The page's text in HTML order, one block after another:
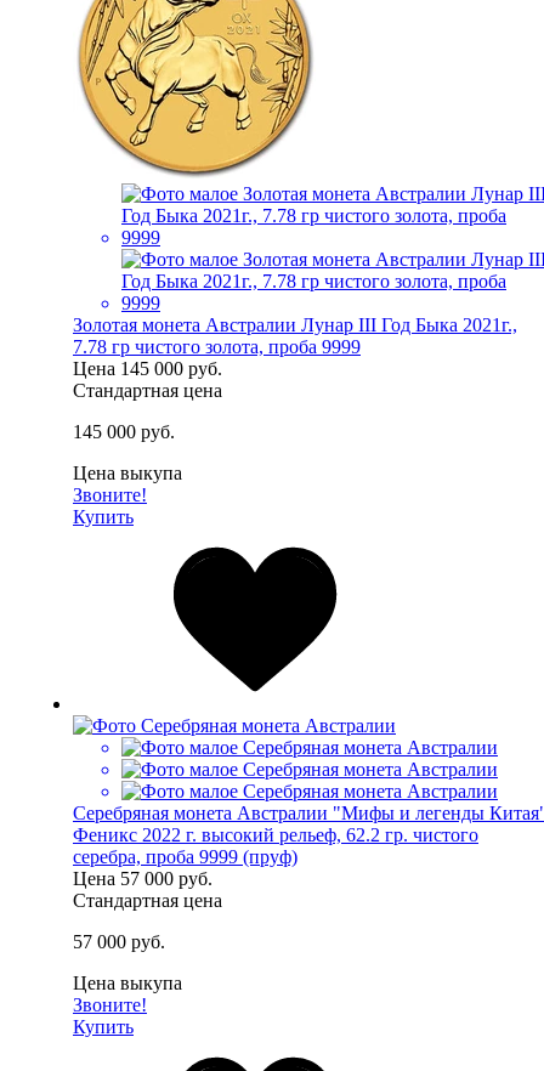
Золотая монета Австралии Лунар III Год Быка 2021г.,
7.78 гр чистого золота, проба 9999
Цена 145 000 руб.
Стандартная цена
145 000 руб.
Цена выкупа
Звоните!
Купить
Серебряная монета Австралии "Мифы и легенды
Феникс 2022 г. высокий рельеф, 62.2 гр. чистого
серебра, проба 9999 (пруф)
Цена 57 000 руб.
Стандартная цена
57 000 руб.
Цена выкупа
Звоните!
Купить